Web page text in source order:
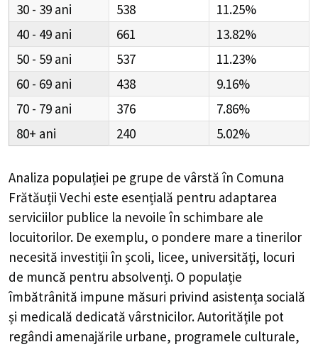
30 - 39
538
11.25%
40 - 49
661
13.82%
50 - 59
537
11.23%
60 - 69
438
9.16%
70 - 79
376
7.86%
80+
240 5.02%
Analiza populației pe grupe de vârstă în Comuna
Frătăuții Vechi este esențială pentru adaptarea
serviciilor publice la nevoile în schimbare ale
locuitorilor. De exemplu, o pondere mare a tinerilor
necesită investiții în școli, licee, universități, locuri
de muncă pentru absolvenți. O populație
îmbătrânită impune măsuri privind asistența socială
și medicală dedicată vârstnicilor. Autoritățile pot
regândi amenajările urbane, programele culturale,